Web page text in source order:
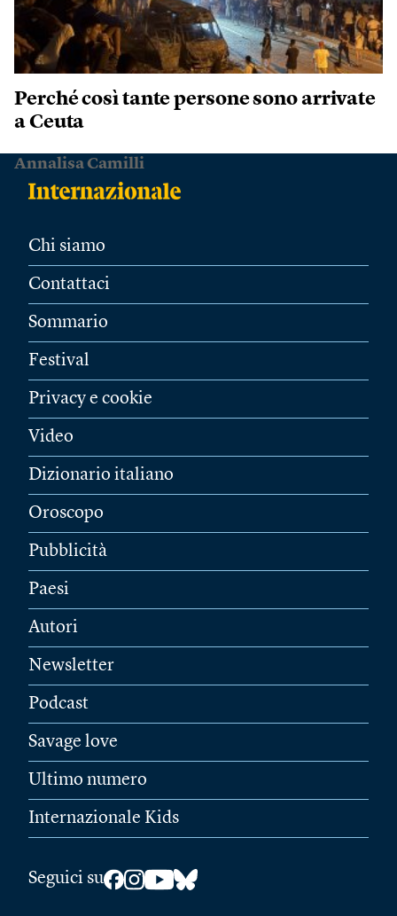
Perché così tante persone sono arrivate
a Ceuta
Annalisa Camilli
Chi siamo
Contattaci
Sommario
Festival
Privacy e cookie
Video
Dizionario italiano
Oroscopo
Pubblicità
Paesi
Autori
Newsletter
Podcast
Savage love
Ultimo numero
Internazionale Kids
Seguici su